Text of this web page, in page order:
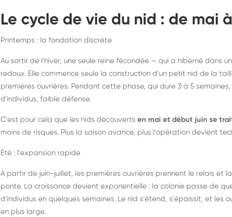
Le cycle de vie du nid : de mai
Printemps : la fondation discrète
Au sortir de l'hiver, une seule reine fécondée — qui a hiberné dans
redoux. Elle commence seule la construction d'un petit nid de la
premières ouvrières. Pendant cette phase, qui dure 3 à 5
d'individus, faible défense.
C'est pour cela que les nids découverts en mai et début juin se
moins de risques. Plus la saison avance, plus l'opération devient
Été : l'expansion rapide
À partir de juin-juillet, les premières ouvrières prennent le relais et
ponte. La croissance devient exponentielle : la colonie passe de
d'individus en quelques semaines. Le nid s'étend, s'épaissit, et les
en plus large.